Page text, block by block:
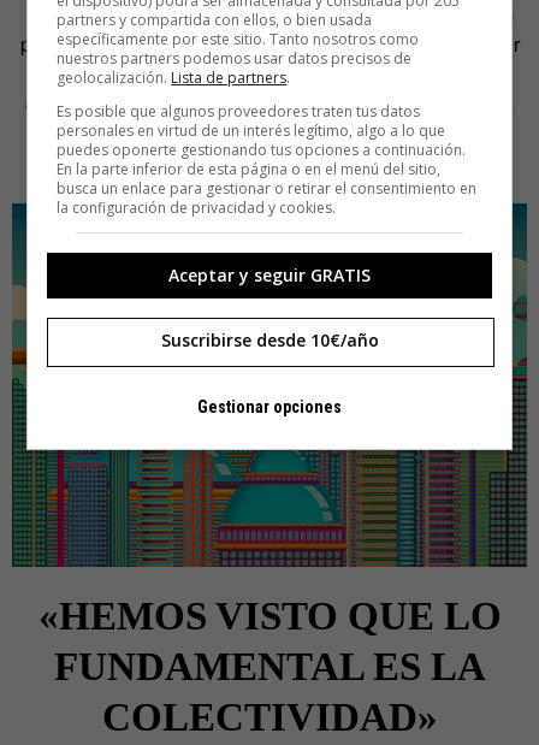
mercados de bienes escasos a organizarnos en sistemas
para la abundancia. De perjudicar al medio ambiente a ver
los cielos limpios. De consumir y acumular sin freno a
compartir lo que tenemos y apreciar lo próximo.
salud por descontada a darlo todo por ella sin
condiciones».
«HEMOS VISTO QUE LO
FUNDAMENTAL ES LA
COLECTIVIDAD»
partners y compartida con ellos, o bien usada
específicamente por este sitio. Tanto nosotros como
nuestros partners podemos usar datos precisos de
geolocalización. Lista de partners.
Es posible que algunos proveedores traten tus datos
personales en virtud de un interés legítimo, algo a lo que
puedes oponerte gestionando tus opciones a continuación.
En la parte inferior de esta página o en el menú del sitio,
busca un enlace para gestionar o retirar el consentimiento en
la configuración de privacidad y cookies.
Aceptar y seguir GRATIS
Suscribirse desde 10€/año
Gestionar opciones